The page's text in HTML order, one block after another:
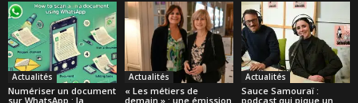
Actualités
Numériser un document
sur WhatsApp : la
Actualités
« Les métiers de
demain » : une émission
Actualités
Sauce Samouraï :
podcast qui pique un